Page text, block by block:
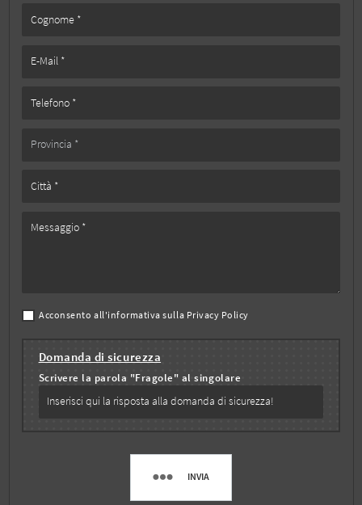
Acconsento all'informativa sulla Privacy Policy
Domanda di sicurezza
Scrivere la parola "Fragole" al singolare
INVIA